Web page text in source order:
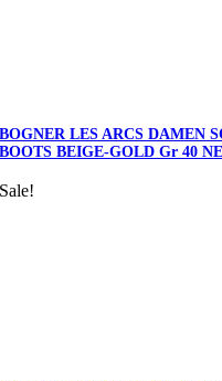
BOGNER LES ARCS DAMEN
BOOTS BEIGE-GOLD Gr 40
Sale!